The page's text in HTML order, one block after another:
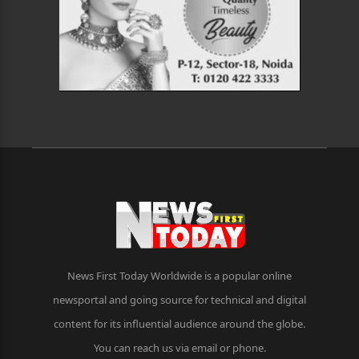
News First Today Worldwide is a popular online
newsportal and going source for technical and digital
content for its influential audience around the globe.
You can reach us via email or phone.